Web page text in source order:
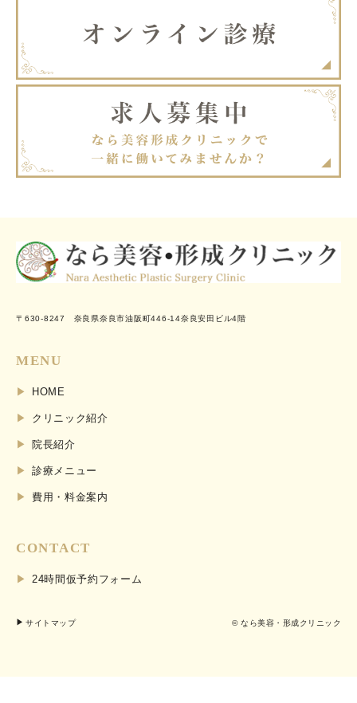
〒630-8247 奈良県奈良市油阪町446-14奈良安田ビル4階
MENU
HOME
クリニック紹介
院長紹介
診療メニュー
費用・料金案内
CONTACT
24時間仮予約フォーム
サイトマップ © なら美容・形成クリニック